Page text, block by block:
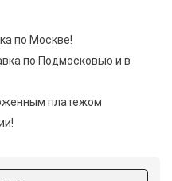
по Москве!
по Подмосковью и в
платежом